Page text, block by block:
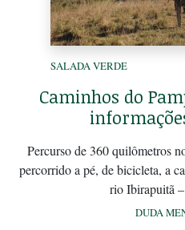
SALADA VERDE
Caminhos do
Percurso de 360 quilômetros
percorrido a pé, de bicicleta, a
rio Ibirapuitã
DUDA